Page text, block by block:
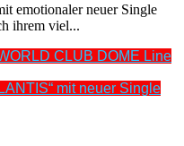
emotionaler neuer Single
ihrem viel...
CLUB DOME Line
mit neuer Single